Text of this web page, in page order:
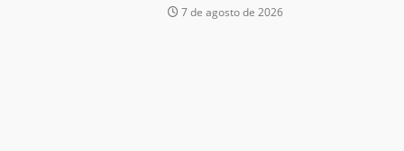
7 de agosto de 2026